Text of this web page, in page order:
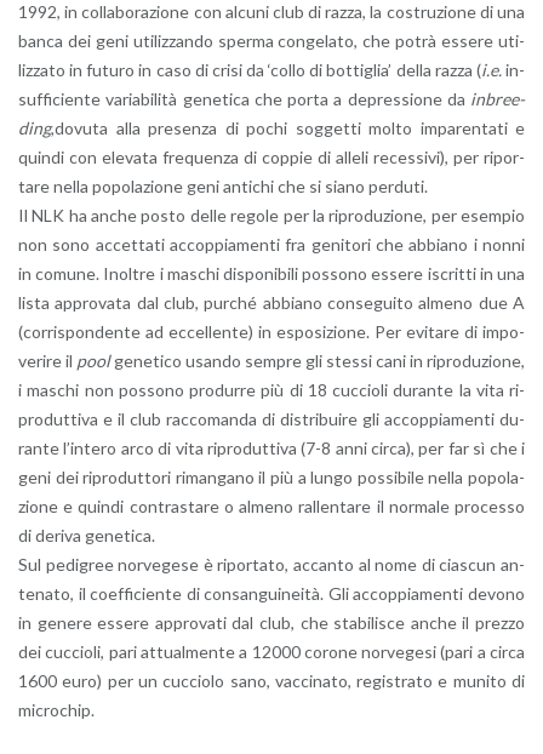
1992, in col­la­bo­ra­zio­ne con al­cu­ni club di razza, la co­stru­zio­ne di una
banca dei geni uti­liz­zan­do sper­ma con­ge­la­to, che potrà es­se­re uti­
liz­za­to in fu­tu­ro in caso di crisi da ‘collo di bot­ti­glia’ della razza (i.e.in­
suf­fi­cien­te va­ria­bi­li­tà ge­ne­ti­ca che porta a de­pres­sio­ne da in­bree­
ding,do­vu­ta alla pre­sen­za di pochi sog­get­ti molto im­pa­ren­ta­ti e
quin­di con ele­va­ta fre­quen­za di cop­pie di al­le­li re­ces­si­vi), per ri­por­
ta­re nella po­po­la­zio­ne geni an­ti­chi che si siano per­du­ti.
Il NLK ha anche posto delle re­go­le per la ri­pro­du­zio­ne, per esem­pio
non sono ac­cet­ta­ti ac­cop­pia­men­ti fra ge­ni­to­ri che ab­bia­no i nonni
in co­mu­ne. Inol­tre i ma­schi di­spo­ni­bi­li pos­so­no es­se­re iscrit­ti in una
lista ap­pro­va­ta dal club, pur­ché ab­bia­no con­se­gui­to al­me­no due A
(cor­ri­spon­den­te ad ec­cel­len­te) in espo­si­zio­ne. Per evi­ta­re di im­po­
ve­ri­re il poolge­ne­ti­co usan­do sem­pre gli stes­si cani in ri­pro­du­zio­ne,
i ma­schi non pos­so­no pro­dur­re più di 18 cuc­cio­li du­ran­te la vita ri­
pro­dut­ti­va e il club rac­co­man­da di di­stri­bui­re gli ac­cop­pia­men­ti du­
ran­te l’in­te­ro arco di vita ri­pro­dut­ti­va (7-8 anni circa), per far sì che i
geni dei ri­pro­dut­to­ri ri­man­ga­no il più a lungo pos­si­bi­le nella po­po­la­
zio­ne e quin­di con­tra­sta­re o al­me­no ral­len­ta­re il nor­ma­le pro­ces­so
di de­ri­va ge­ne­ti­ca.
Sul pe­di­gree nor­ve­ge­se è ri­por­ta­to, ac­can­to al nome di cia­scun an­
te­na­to, il coef­fi­cien­te di con­san­gui­nei­tà. Gli ac­cop­pia­men­ti de­vo­no
in ge­ne­re es­se­re ap­pro­va­ti dal club, che sta­bi­li­sce anche il prez­zo
dei cuc­cio­li, pari at­tual­men­te a 12000 co­ro­ne nor­ve­ge­si (pari a circa
1600 euro) per un cuc­cio­lo sano, vac­ci­na­to, re­gi­stra­to e mu­ni­to di
mi­cro­chip.